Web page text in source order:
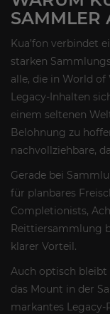
SAMMLER
Kua’fon verbindet
starken
alle, die in World
Legacy-Inhalten
einem seltenen
Belohnung zu
nachvollziehbare,
Gerade bei
für planbares
Completionists,
Reittiersammlung
klarer Vorteil.
Auch optisch bleibt
das Mount in der
markantes